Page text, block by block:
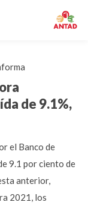
de 9.1%,
el Banco de
9.1 por ciento de
anterior,
2021, los